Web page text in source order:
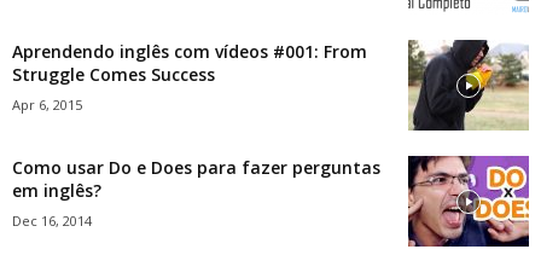
Aprendendo inglês com vídeos #001: From
Struggle Comes Success
Apr 6, 2015
Como usar Do e Does para fazer perguntas
em inglês?
Dec 16, 2014